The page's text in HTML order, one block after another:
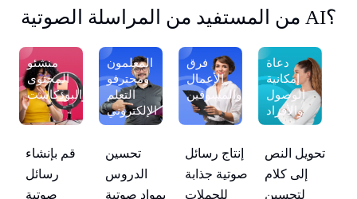
من المستفيد من المراسلة الصوتية AI؟
منشئو
المحتوى
والبودكاست
قم بإنشاء
رسائل
صوتية
المعلمون
ومحترفو
التعلم
الإلكتروني
تحسين
الدروس
بمواد صوتية
فرق
الأعمال
والمسوقين
إنتاج رسائل
صوتية جذابة
للحملات
دعاة
إمكانية
الوصول
والأفراد
ذوي
تحويل النص
إلى كلام
لتحسين